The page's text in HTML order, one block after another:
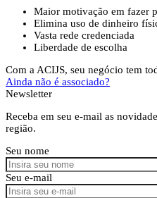
Maior motivação em fazer
Elimina uso de dinheiro
Vasta rede credenciada
Liberdade de escolha
Com a ACIJS, seu negócio tem
Ainda não é associado?
Newsletter
Receba em seu e-mail as
região.
Seu nome
Seu e-mail